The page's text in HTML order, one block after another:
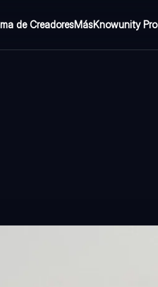
de CreadoresMásKnowunity Pro